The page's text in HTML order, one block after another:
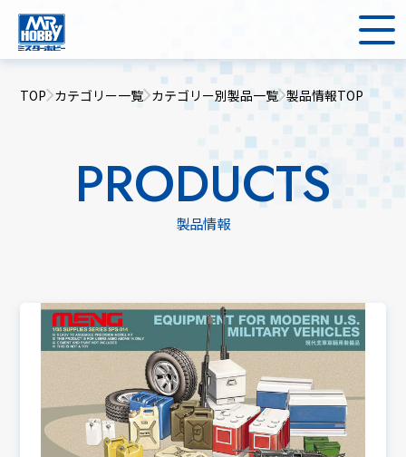
TOP カテゴリー一覧 カテゴリー別製品一覧 製品情報TOP
PRODUCTS
製品情報